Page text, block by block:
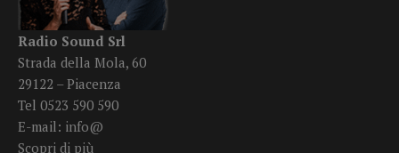
Radio Sound Srl
Strada della Mola, 60
29122 – Piacenza
Tel 0523 590 590
E-mail: info@
Scopri di più